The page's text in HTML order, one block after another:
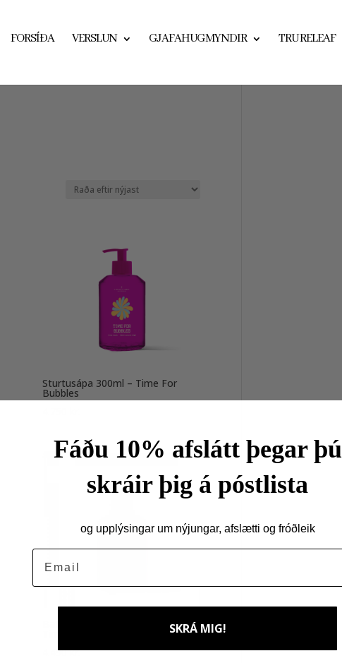
FORSÍÐA VERSLUN GJAFAHUGMYNDIR TRU RELEAF
Sturtusápa 300ml – Time For
Bubbles
Bath Powder – Time For Good
4.490kr.
Fáðu 10% afslátt þegar þú
skráir þig á póstlista
og upplýsingar um nýjungar, afslætti og fróðleik
Email
SKRÁ MIG!